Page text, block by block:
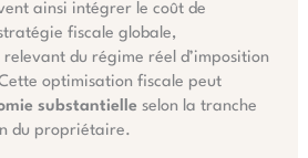
ainsi intégrer le coût de
fiscale globale,
du régime réel d’imposition
optimisation fiscale peut
substantielle selon la tranche
du propriétaire.